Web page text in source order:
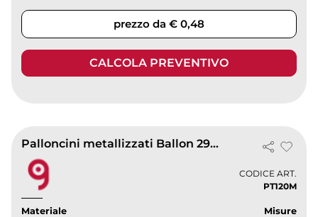
prezzo da € 0,48
CALCOLA PREVENTIVO
Palloncini metallizzati Ballon 29cm in lattice biodegradabile
CODICE ART.
PT120M
Materiale
Misure